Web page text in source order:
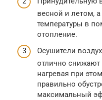
весной и летом,
температуры в
отопление.
Осушители
отлично снижают
нагревая при
правильно
максимальный